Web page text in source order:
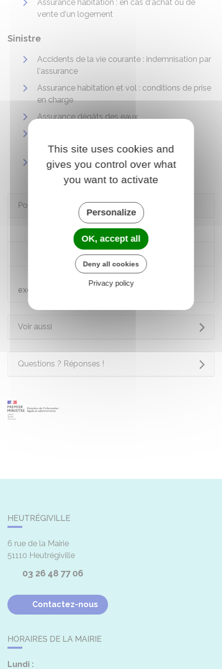
Assurance habitation : en cas d'achat ou de
vente d'un logement
Sinistre
Accidents de la vie courante : indemnisation par
l'assurance
Assurance habitation et vol : conditions de prise
en charge
Assurance dégâts des eaux
explosion
Assurance et catastrophe naturelle (ou
Pour en savoir plus
Se préparer à s'assurer
Assurance multirisque habitation
Vérifier qu'un établissement est autorisé à
exercer
Voir aussi
Questions ? Réponses !
HEUTRÉGIVILLE
6 rue de la Mairie
51110 Heutrégiville
03 26 48 77 06
Contactez-nous
HORAIRES DE LA MAIRIE
Lundi :
This site uses cookies and
gives you control over what
you want to activate
Personalize
OK, accept all
Deny all cookies
Privacy policy